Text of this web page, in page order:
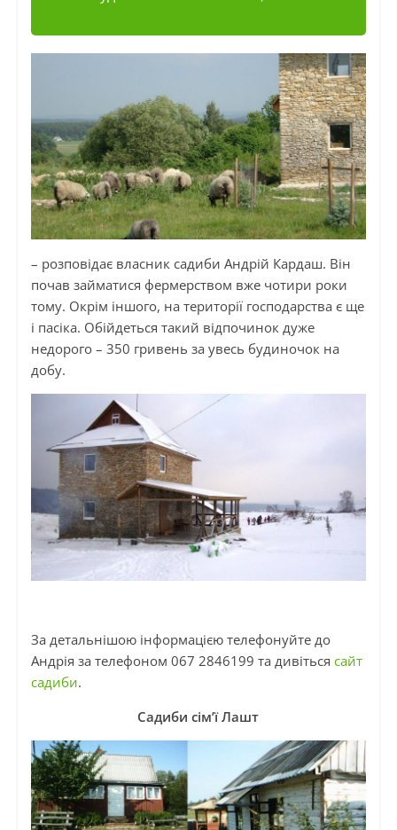
– розповідає власник садиби Андрій Кардаш. Він
почав займатися фермерством вже чотири роки
тому. Окрім іншого, на території господарства є ще
і пасіка. Обійдеться такий відпочинок дуже
недорого – 350 гривень за увесь будиночок на
добу.
За детальнішою інформацією телефонуйте до
Андрія за телефоном 067 2846199 та дивіться сайт
садиби.
Садиби сім’ї Лашт